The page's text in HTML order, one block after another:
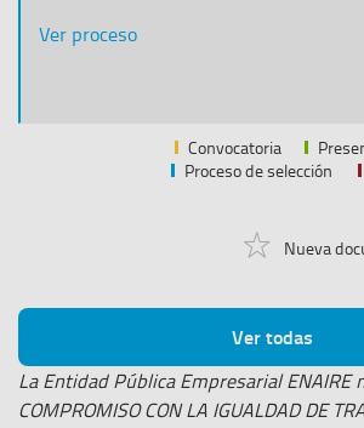
Ver proceso
Convocatoria
Proceso de selección
Nueva
Ver todas
La Entidad Pública Empresarial ENAIRE
COMPROMISO CON LA IGUALDAD DE